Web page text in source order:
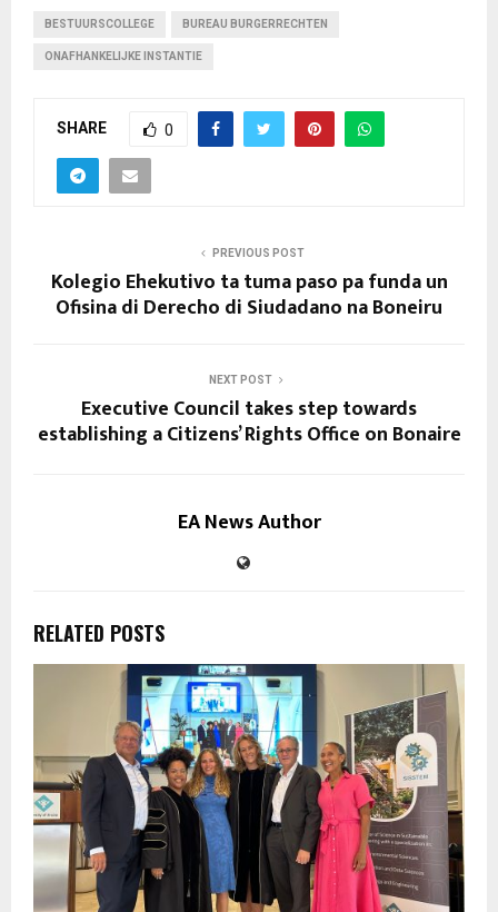
BESTUURSCOLLEGE BUREAU BURGERRECHTEN
ONAFHANKELIJKE INSTANTIE
SHARE 0
PREVIOUS POST
Kolegio Ehekutivo ta tuma paso pa funda un
Ofisina di Derecho di Siudadano na Boneiru
NEXT POST
Executive Council takes step towards
establishing a Citizens’ Rights Office on Bonaire
EA News Author
RELATED POSTS